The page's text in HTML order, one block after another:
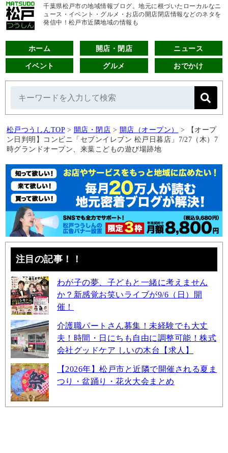
千葉県松戸市の地域情報ブログ。地元に根づいたローカルなニ
ュース・イベント・グルメ・お店の開店閉店情報などのネタを
発信中！松戸市近隣地域の情報も
ホーム 開店・閉店 ニュース
イベント グルメ おでかけ
松戸つうしんTOP > 開店・閉店 > 開店（オープン） > 【オープ
ン日判明】コンビニ「セブンイレブン 松戸日暮店」7/27（木）7
時グランドオープン、来葉こどもの遊び場跡地
注目の記事！！
わが子の夢、子どもと一緒に考えません
か？新感覚お笑いライブが9/6（日）開
催！
介護職パートさん募集！未経験でも大丈
夫！時間・日にちも自由に調整可能！株式
会社グッドケア しいの木台【求人】
【2026年】松戸市と近隣で開催される夏ま
つり・盆踊り・花火大会まとめ